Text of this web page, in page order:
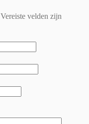
Vereiste velden zijn